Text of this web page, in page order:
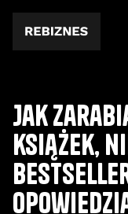
Jak
książek,